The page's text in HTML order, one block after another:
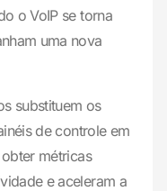
o VoIP se torna
uma nova
substituem os
de controle em
métricas
e aceleram a